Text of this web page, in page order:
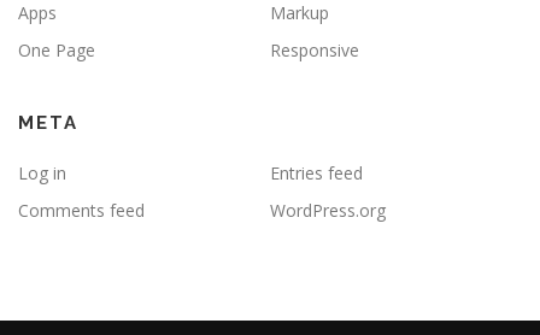
Apps
Markup
One Page
Responsive
META
Log in
Entries feed
Comments feed
WordPress.org